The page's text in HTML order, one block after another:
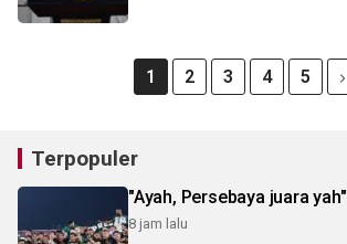
1 2 3 4 5
Terpopuler
"Ayah, Persebaya juara yah"
8 jam lalu